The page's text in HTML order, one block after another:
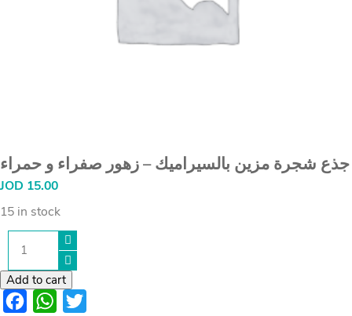
جذع شجرة مزين بالسيراميك – زهور صفراء و حمراء
JOD 15.00
15 in stock
جذع
شجرة
بالسيراميك
-
زهور
Add to cart
FacebookWhatsApp